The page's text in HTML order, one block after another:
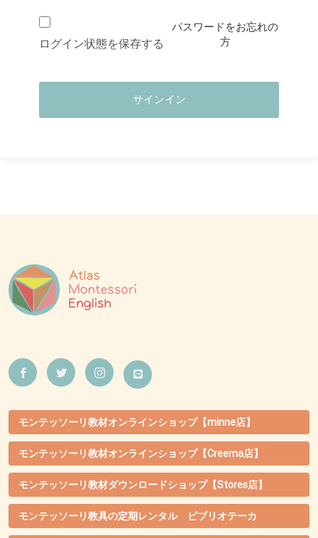
ログイン状態を保存する
パスワードをお忘れの
方
サインイン
モンテッソーリ教材オンラインショップ【minne店】
モンテッソーリ教材オンラインショップ【Creema店】
モンテッソーリ教材ダウンロードショップ【Stores店】
モンテッソーリ教具の定期レンタル ビブリオテーカ